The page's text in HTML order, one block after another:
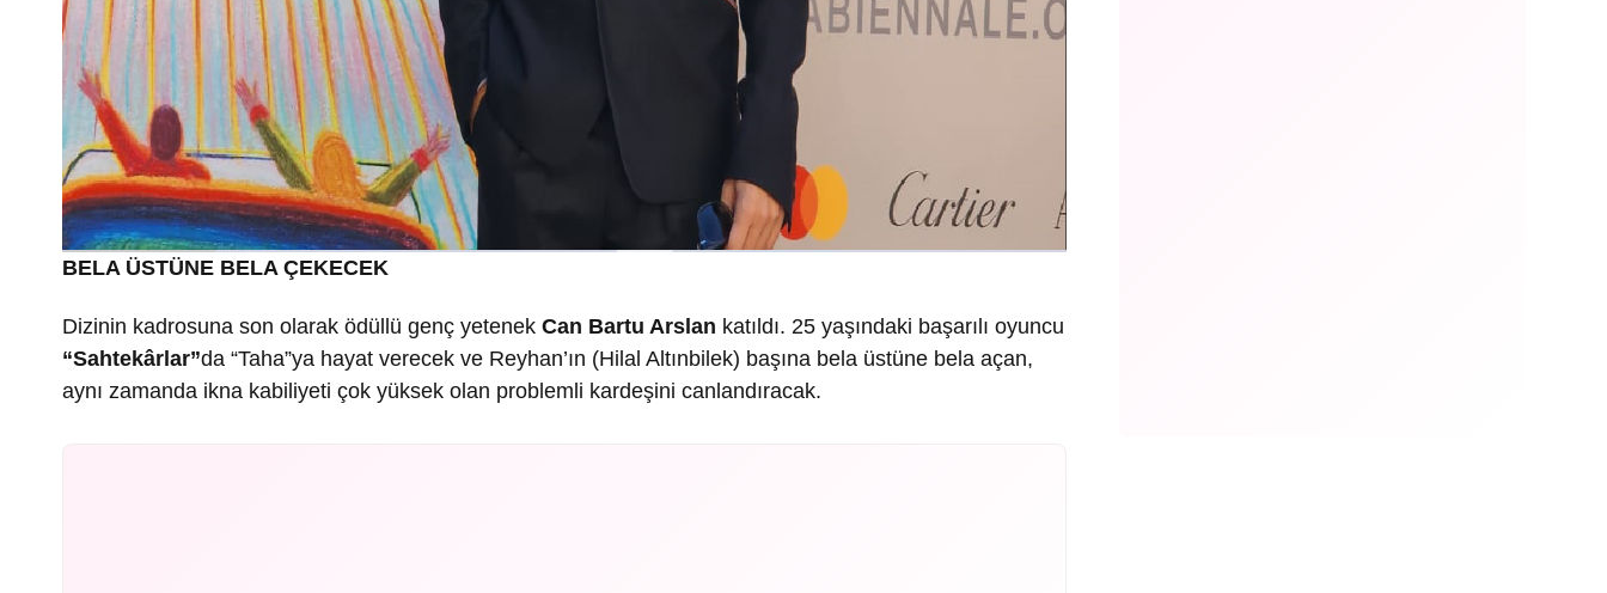
BELA ÜSTÜNE BELA ÇEKECEK
Dizinin kadrosuna son olarak ödüllü genç yetenek Can Bartu Arslan katıldı. 25 yaşındaki başarılı oyuncu
“Sahtekârlar”da “Taha”ya hayat verecek ve Reyhan’ın (Hilal Altınbilek) başına bela üstüne bela açan,
aynı zamanda ikna kabiliyeti çok yüksek olan problemli kardeşini canlandıracak.